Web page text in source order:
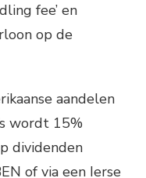
fee’ en
op de
aandelen
wordt 15%
dividenden
of via een Ierse